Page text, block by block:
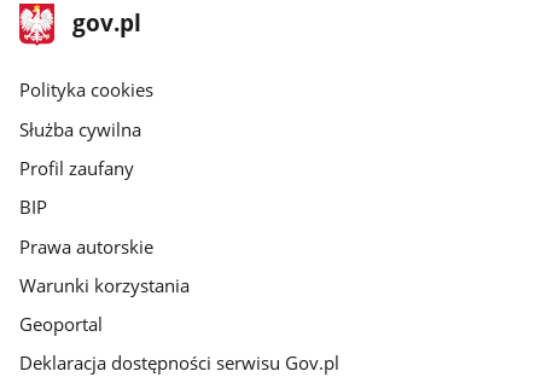
stopka
gov.pl
Strona
gov.pl
gov.pl
Polityka cookies
Służba cywilna
Profil zaufany
BIP
Prawa autorskie
Warunki korzystania
Geoportal
Deklaracja dostępności serwisu Gov.pl